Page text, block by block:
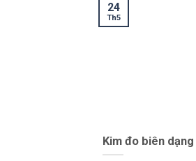
Kim đo biên
24
Th5